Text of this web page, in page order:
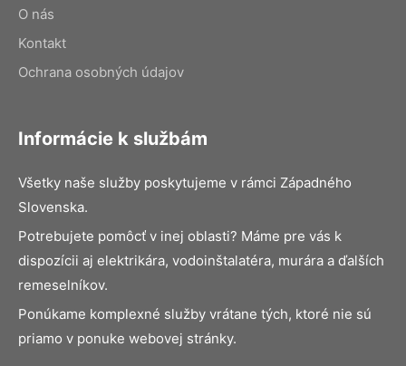
O nás
Kontakt
Ochrana osobných údajov
Informácie k službám
Všetky naše služby poskytujeme v rámci Západného
Slovenska.
Potrebujete pomôcť v inej oblasti? Máme pre vás k
dispozícii aj elektrikára, vodoinštalatéra, murára a ďalších
remeselníkov.
Ponúkame komplexné služby vrátane tých, ktoré nie sú
priamo v ponuke webovej stránky.